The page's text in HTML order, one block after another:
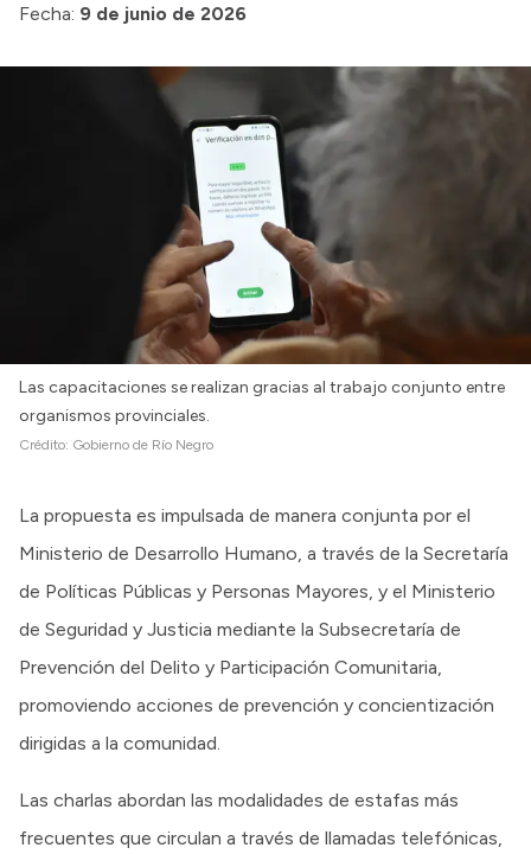
Fecha: 9 de junio de 2026
Las capacitaciones se realizan gracias al trabajo conjunto entre
organismos provinciales.
Crédito: Gobierno de Río Negro
La propuesta es impulsada de manera conjunta por el
Ministerio de Desarrollo Humano, a través de la Secretaría
de Políticas Públicas y Personas Mayores, y el Ministerio
de Seguridad y Justicia mediante la Subsecretaría de
Prevención del Delito y Participación Comunitaria,
promoviendo acciones de prevención y concientización
dirigidas a la comunidad.
Las charlas abordan las modalidades de estafas más
frecuentes que circulan a través de llamadas telefónicas,